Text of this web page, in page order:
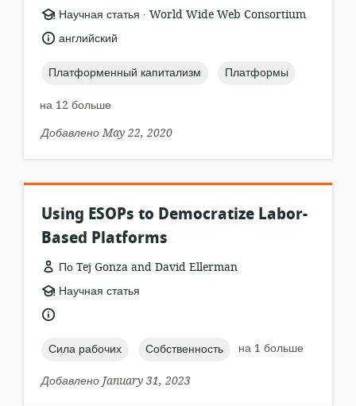
формат
ресурса:
Научная статья .
издатель:
World Wide Web Consortium
язык:английский
topic:
Платформенный капитализм topic:
Платформы
на 12 больше
Добавлено May 22, 2020
Using ESOPs to Democratize Labor-
Based Platforms
По Tej Gonza and David Ellerman
формат
Научная статья
язык:
topic:
Сила рабочих topic:
Собственность
на 1 больше
Добавлено January 31, 2023